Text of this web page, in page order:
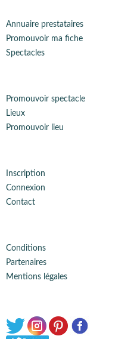
Annuaire prestataires
Promouvoir ma fiche
Spectacles
Promouvoir spectacle
Lieux
Promouvoir lieu
Inscription
Connexion
Contact
Conditions
Partenaires
Mentions légales